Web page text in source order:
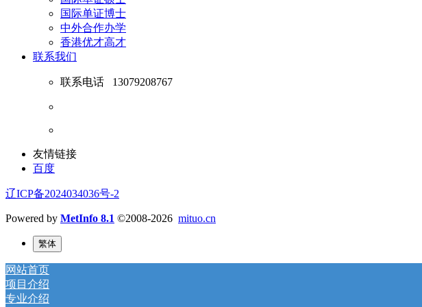
国际单证博士
中外合作办学
香港优才高才
联系我们
联系电话 13079208767
友情链接
百度
辽ICP备2024034036号-2
Powered by MetInfo 8.1 ©2008-2026 mituo.cn
繁体
网站首页
项目介绍
专业介绍